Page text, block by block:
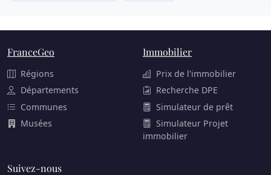
FranceGeo
Régions
Départements
Communes
Musées
Immobilier
Prix de l'immobilier
Recherche DPE
Simulateur de prêt
Simulateur Projet
immobilier
Suivez-nous